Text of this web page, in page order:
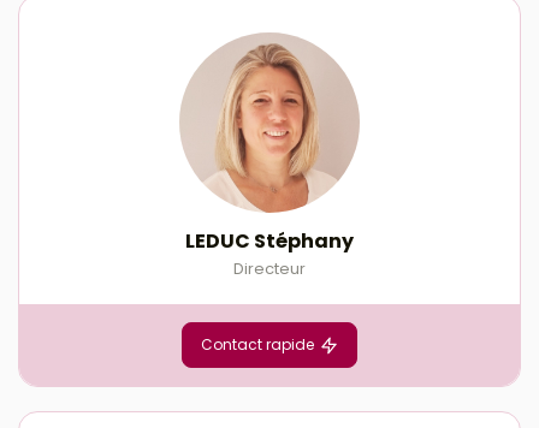
LEDUC Stéphany
Directeur
Contact rapide